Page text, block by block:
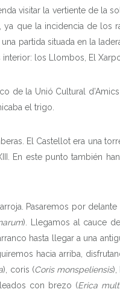
visitar la vertiente de la
que la incidencia de los
partida situada en la
los Llombos, El
la Unió Cultural
el trigo.
El Castellot era una
En este punto también
Pasaremos por
). Llegamos al cauce
hasta llegar a una
hacia arriba,
), coris (Coris monspeliensis),
con brezo (Erica